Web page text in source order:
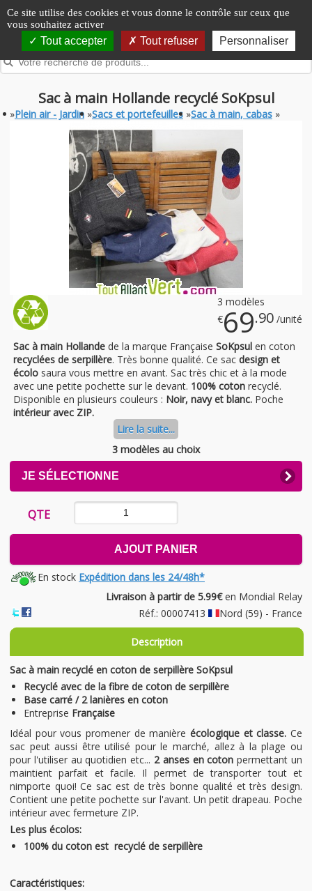
Panneau de gestion des cookies
Ce site utilise des cookies et vous donne le contrôle sur ceux que
vous souhaitez activer
Tout accepter Tout refuser Personnaliser
Sac à main Hollande recyclé SoKpsul
»Plein air - Jardin »Sacs et portefeuilles »Sac à main, cabas »
3 modèles
€69.90 /unité
Sac à main Hollande de la marque Française SoKpsul en coton
recyclées de serpillère. Très bonne qualité. Ce sac design et
écolo saura vous mettre en avant. Sac très chic et à la mode
avec une petite pochette sur le devant. 100% coton recyclé.
Disponible en plusieurs couleurs : Noir, navy et blanc. Poche
intérieur avec ZIP.
Lire la suite...
3 modèles au choix
JE SÉLECTIONNE
EXPAND
CONTENTS
QTE
AJOUT PANIER
En stock Expédition dans les 24/48h*
Livraison à partir de 5.99€en Mondial Relay
Réf.: 00007413
Nord (59) - France
Description
Sac à main recyclé en coton de serpillère SoKpsul
Recyclé avec de la fibre de coton de serpillère
Base carré / 2 lanières en coton
Entreprise Française
Idéal pour vous promener de manière écologique et classe. Ce
sac peut aussi être utilisé pour le marché, allez à la plage ou
pour l'utiliser au quotidien etc... 2 anses en cotonpermettant un
maintient parfait et facile. Il permet de transporter tout et
nimporte quoi! Ce sac est de très bonne qualité et très design.
Contient une petite pochette sur l'avant. Un petit drapeau. Poche
intérieur avec fermeture ZIP.
Les plus écolos:
100% du coton est recyclé de serpillère
Caractéristiques: